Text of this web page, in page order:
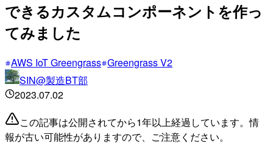
できるカスタムコンポーネントを作っ
てみました
AWS IoT Greengrass Greengrass V2
SIN@製造BT部
2023.07.02
この記事は公開されてから1年以上経過しています。情
報が古い可能性がありますので、ご注意ください。